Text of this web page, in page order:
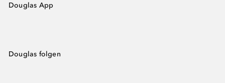
Douglas App
Douglas folgen